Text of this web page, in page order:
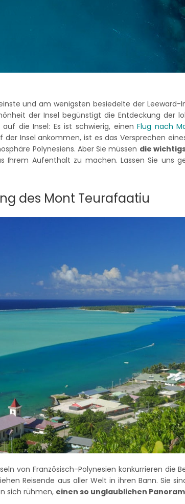
und am wenigsten besiedelte der
der Insel begünstigt die Entdeckung der
auf die Insel: Es ist schwierig, einenFlug nach
der Insel ankommen, ist es das Versprechen
Polynesiens. Aber Sie müssen die
Ihrem Aufenthalt zu machen. Lassen Sie uns
des Mont Teurafaatiu
von Französisch-Polynesien konkurrieren die
Reisende aus aller Welt in ihren Bann. Sie
sich rühmen, einen so unglaublichen